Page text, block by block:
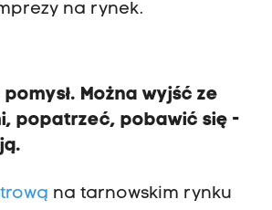
na rynek.
Można wyjść ze
popatrzeć, pobawić się -
na tarnowskim rynku